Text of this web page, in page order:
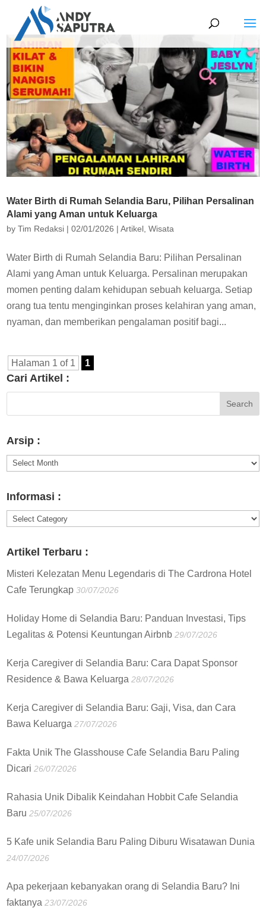
Water Birth di Rumah Selandia Baru, Pilihan Persalinan
Alami yang Aman untuk Keluarga
byTim Redaksi |02/01/2026 |Artikel,Wisata
Water Birth di Rumah Selandia Baru: Pilihan Persalinan
Alami yang Aman untuk Keluarga. Persalinan merupakan
momen penting dalam kehidupan sebuah keluarga. Setiap
orang tua tentu menginginkan proses kelahiran yang aman,
nyaman, dan memberikan pengalaman positif bagi...
Halaman 1 of 1 1
Cari Artikel :
Arsip :
Arsip
Informasi :
Informasi
Artikel Terbaru :
Misteri Kelezatan Menu Legendaris di The Cardrona Hotel
Cafe Terungkap 30/07/2026
Holiday Home di Selandia Baru: Panduan Investasi, Tips
Legalitas & Potensi Keuntungan Airbnb 29/07/2026
Kerja Caregiver di Selandia Baru: Cara Dapat Sponsor
Residence & Bawa Keluarga 28/07/2026
Kerja Caregiver di Selandia Baru: Gaji, Visa, dan Cara
Bawa Keluarga 27/07/2026
Fakta Unik The Glasshouse Cafe Selandia Baru Paling
Dicari 26/07/2026
Rahasia Unik Dibalik Keindahan Hobbit Cafe Selandia
Baru 25/07/2026
5 Kafe unik Selandia Baru Paling Diburu Wisatawan Dunia
24/07/2026
Apa pekerjaan kebanyakan orang di Selandia Baru? Ini
faktanya 23/07/2026